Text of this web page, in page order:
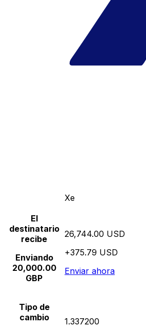
Xe
El
destinatario
recibe
Enviando
20,000.00
GBP
26,744.00 USD
+375.79 USD
Enviar ahora
Tipo de
cambio
1.337200